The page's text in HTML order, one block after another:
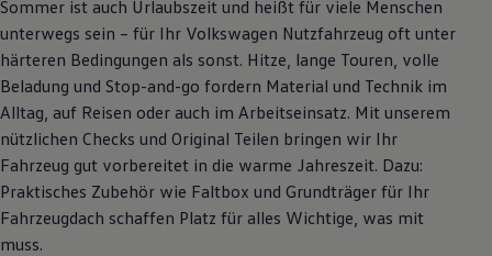
Online Beratung
California Welt
California Club
California Magazin & Ratgeber
Vanlife
Ratgeber
Routen & Reisen
California Reisen & Erlebnisse
California App
California Lifestyle & Zubehör
Übernachten im California
Sommer ist auch Urlaubszeit und heißt für viele Menschen
unterwegs sein – für Ihr Volkswagen Nutzfahrzeug oft unter
härteren Bedingungen als sonst. Hitze, lange Touren, volle
Beladung und Stop-and-go fordern Material und Technik im
Alltag, auf Reisen oder auch im Arbeitseinsatz. Mit unserem
nützlichen Checks und Original Teilen bringen wir Ihr
Fahrzeug gut vorbereitet in die warme Jahreszeit. Dazu:
Praktisches Zubehör wie Faltbox und Grundträger für Ihr
Fahrzeugdach schaffen Platz für alles Wichtige, was mit
muss.